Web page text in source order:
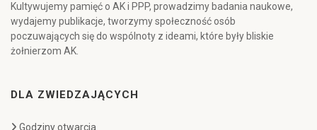
Kultywujemy pamięć o AK i PPP, prowadzimy badania naukowe,
wydajemy publikacje, tworzymy społeczność osób
poczuwających się do wspólnoty z ideami, które były bliskie
żołnierzom AK.
DLA ZWIEDZAJĄCYCH
Godziny otwarcia